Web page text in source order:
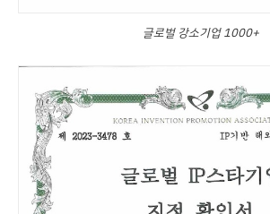
글로벌 강소기업 1000+